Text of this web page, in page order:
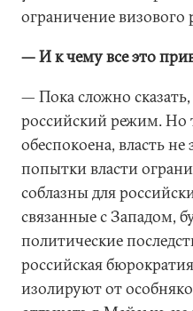
ограничение визового
— И к чему все это
— Пока сложно
российский режим. Но
обеспокоена, власть не
попытки власти
соблазны для
связанные с Западом,
политические
российская
изолируют от